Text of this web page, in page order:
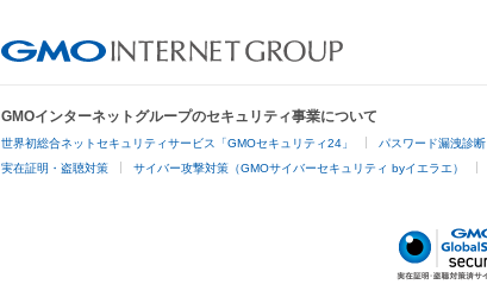
GMOインターネットグループのセキュリティ事業について
世界初総合ネットセキュリティサービス「GMOセキュリティ24」 パスワード漏洩診断
実在証明・盗聴対策 サイバー攻撃対策（GMOサイバーセキュリティ byイエラエ）